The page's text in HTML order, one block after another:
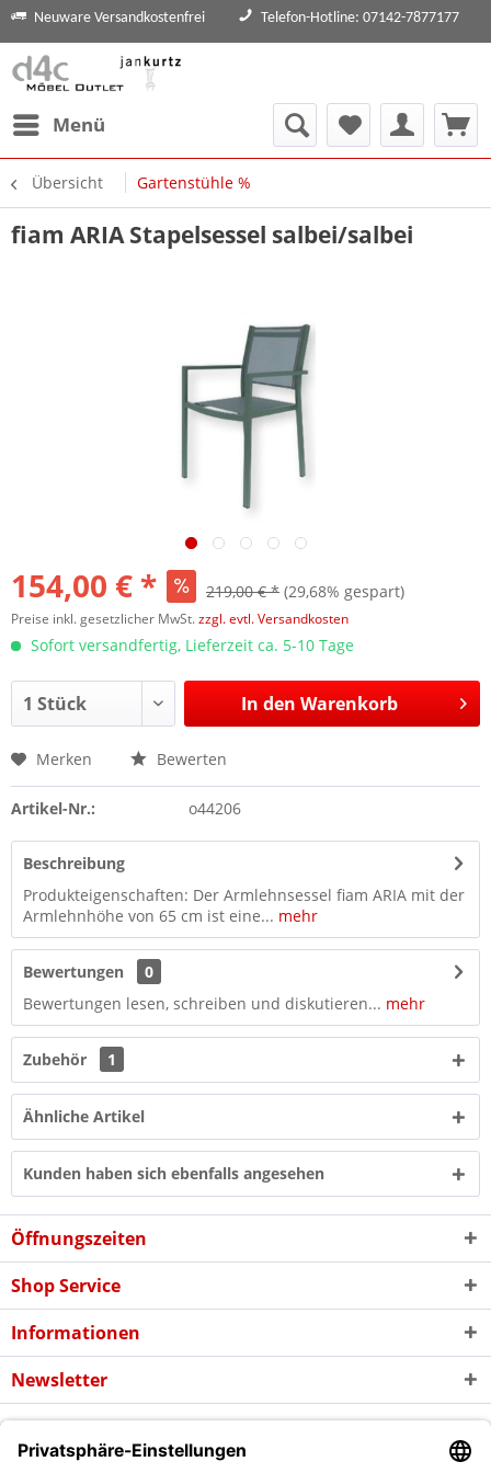
Neuware Versandkostenfrei Telefon-Hotline: 07142-7877177
Menü
Übersicht Gartenstühle %
fiam ARIA Stapelsessel salbei/salbei
154,00 € * 219,00 € * (29,68% gespart)
Preise inkl. gesetzlicher MwSt.zzgl. evtl. Versandkosten
Sofort versandfertig, Lieferzeit ca. 5-10 Tage
In den Warenkorb
Merken Bewerten
Artikel-Nr.: o44206
Beschreibung
Produkteigenschaften: Der Armlehnsessel fiam ARIA mit der
Armlehnhöhe von 65 cm ist eine... mehr
Bewertungen
0
Bewertungen lesen, schreiben und diskutieren... mehr
Zubehör 1
Ähnliche Artikel
Kunden haben sich ebenfalls angesehen
Öffnungszeiten
Shop Service
Informationen
Newsletter
* Alle Preise inkl. gesetzl. Mehrwertsteuer zzgl. evtl.
und
ggf. Nachnahmegebühren, wenn nicht anders beschrieben